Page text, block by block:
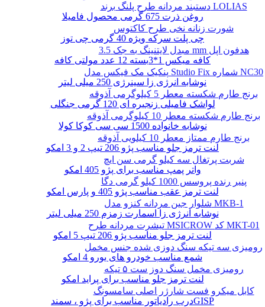
دستبند مردانه طرح پلنگ برند LOLIAS
شورت زنانه نخی طرح کاکتوس
مبدل لایتنینگ به جک 3.5 mm هدفون اپل
پنکیک مک فیکس مدل Studio Fix شماره NC30
برنج طارم شکسته معطر 5 کیلوگرمی آذوقه
برنج طارم شکسته معطر 10 کیلوگرمی آذوقه
برنج طارم ممتاز معطر 10 کیلویی آذوقه
شربت پرتغال سه کیلو گرمی سن ایچ
پنیر رنده پروسس 1000 کیلو گرمی دگا
شلوار جین مردانه کنزو مدل MKB-1
تیشرت مردانه طرح MSICROW کد MKT-01
رومیزی سه تیکه سنگ دوزی شده جنس مخمل
رومیزی مخمل سنگ دوز ست ۵ تیکه
کابل میکرو فست شارژر اصلی سامسونگ
روغن ذرت 675 گرمی محصول فامیلا
چی پلت سرکه ویژه 40 گرمی چی توز
کافه میکس 1*3بسته 12 عدد مولتی کافه
نوشابه انرژی زا سینرژی 250 میلی لیتر
لواشک فامیلی زنجیره ای 120 گرمی جنگلی
نوشابه خانواده 1500 سی سی کوکا کولا
لنت ترمز جلو مناسب پژو 206 تیپ 2 و 3 امکو
واتر پمپ مناسب برای پژو 405 امکو
لنت ترمز عقب مناسب پژو 405 و پارس امکو
نوشابه انرژی زا اسمارت زمزم 250 میلی لیتر
لنت ترمز جلو مناسب پژو 206 تیپ 5 امکو
شمع مناسب خودرو های یورو 4 امکو
لنت ترمز جلو مناسب برای پراید امکو
درب رادیاتور مناسب برای پژو ، سمندGISP